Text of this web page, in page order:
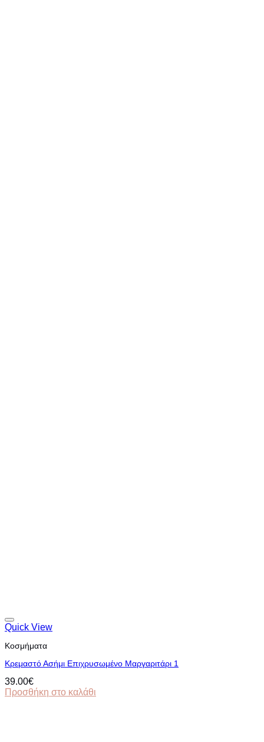
Quick View
Κοσμήματα
Κρεμαστό Ασήμι Επιχρυσωμένο Μαργαριτάρι 1
39.00€
Προσθήκη στο καλάθι